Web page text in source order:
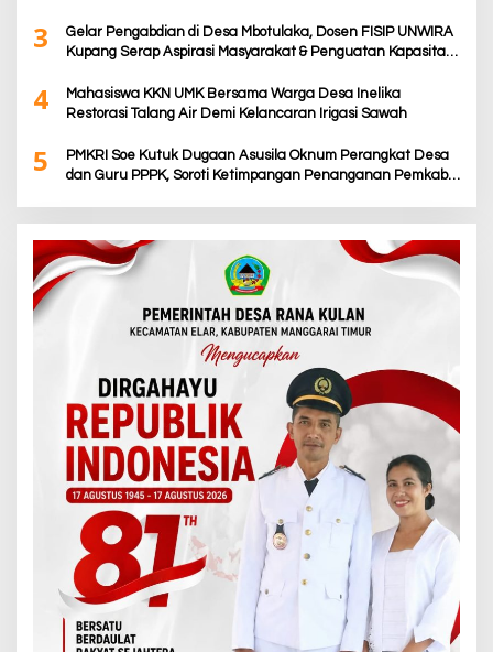
3
Gelar Pengabdian di Desa Mbotulaka, Dosen FISIP UNWIRA
Kupang Serap Aspirasi Masyarakat & Penguatan Kapasitas
4
Mahasiswa KKN UMK Bersama Warga Desa Inelika
Restorasi Talang Air Demi Kelancaran Irigasi Sawah
5
PMKRI Soe Kutuk Dugaan Asusila Oknum Perangkat Desa
dan Guru PPPK, Soroti Ketimpangan Penanganan Pemkab